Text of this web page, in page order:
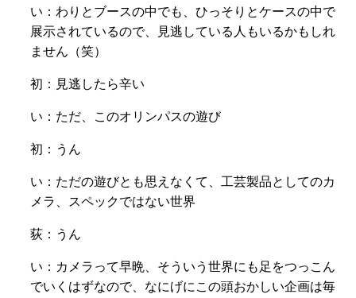
い： わりとブースの中でも、 ひっそりとケースの中で
展示されているので、
見逃している人もいるかもしれ
ません（笑）
初：見逃したら辛い
い：ただ、このオリンパスの遊び
初：うん
い： ただの遊びとも思えなくて、 工芸製品としてのカ
メラ、
スペックではない世界
荻：うん
い：カメラって早晩、そういう世界にも足をつっこん
でいくはずなので、なにげにこの頭おかしい企画は毎